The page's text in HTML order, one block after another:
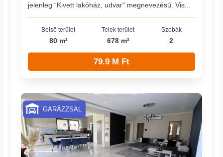
jelenleg “Kivett lakóház, udvar” megnevezésű. Vis...
Belső terület
80 m²
Telek terület
678 m²
Szobák
2
79.9 M Ft
GARÁZZSAL